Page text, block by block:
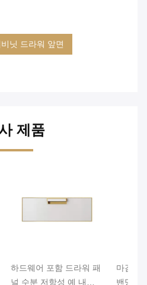
비닛 드라워 앞면
제품
하드웨어 포함 드라워 패
널 수분 저항성 예 내구
마감을
밴딩 엣